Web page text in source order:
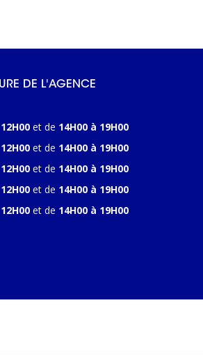
DE L'AGENCE
et de 14H00 à 19H00
et de 14H00 à 19H00
et de 14H00 à 19H00
et de 14H00 à 19H00
et de 14H00 à 19H00